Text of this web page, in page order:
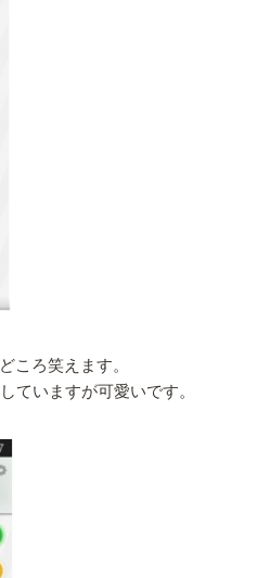
ころ笑えます。
ていますが可愛いです。